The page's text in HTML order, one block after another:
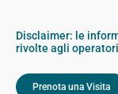
Disclaimer: le
rivolte agli
Prenota una Visita